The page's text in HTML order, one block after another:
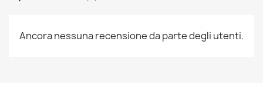
Ancora nessuna recensione da parte degli utenti.